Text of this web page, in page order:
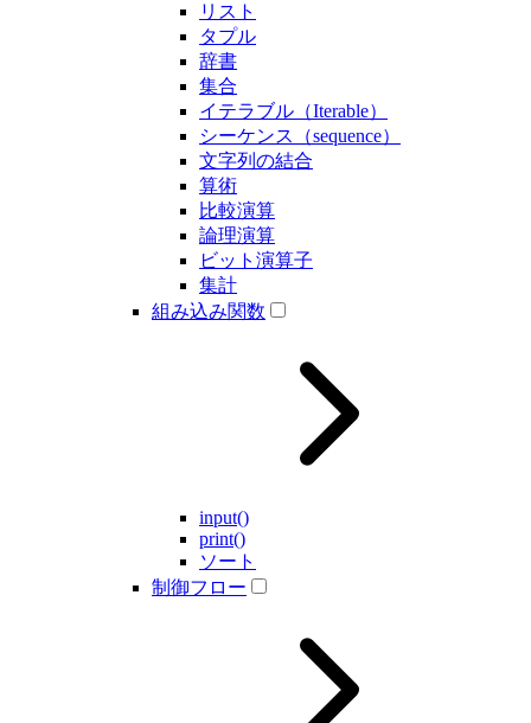
リスト
タプル
辞書
集合
イテラブル（Iterable）
シーケンス（sequence）
文字列の結合
算術
比較演算
論理演算
ビット演算子
集計
組み込み関数
input()
print()
ソート
制御フロー